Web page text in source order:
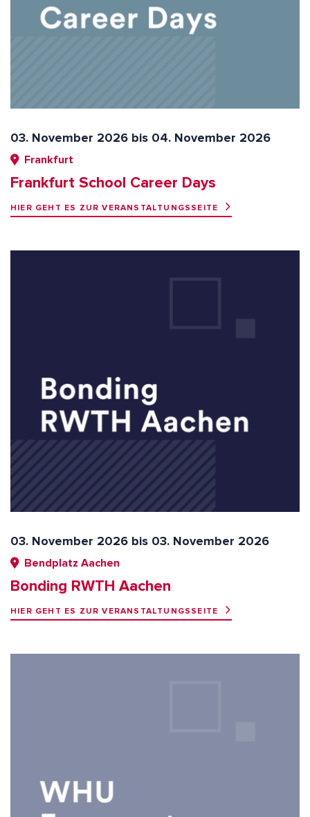
03. November 2026 bis 04. November 2026
Frankfurt
Frankfurt School Career Days
HIER GEHT ES ZUR VERANSTALTUNGSSEITE
03. November 2026 bis 03. November 2026
Bendplatz Aachen
Bonding RWTH Aachen
HIER GEHT ES ZUR VERANSTALTUNGSSEITE